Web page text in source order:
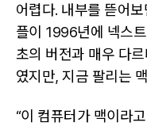
어렵다. 내부를 뜯어
플이 1996년에 넥스
초의 버전과 매우 다
였지만, 지금 팔리는
“이 컴퓨터가 맥이라